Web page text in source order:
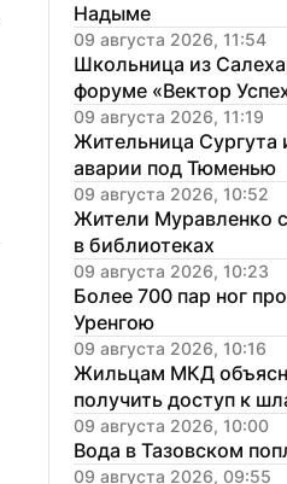
Надыме
09 августа 2026, 11:54
Школьница из
форуме «Вектор
09 августа 2026, 11:19
Жительница Сургута
аварии под Тюменью
09 августа 2026, 10:52
Жители Муравленко
в библиотеках
09 августа 2026, 10:23
Более 700 пар ног
Уренгою
09 августа 2026, 10:16
Жильцам МКД
получить доступ к
09 августа 2026, 10:00
Вода в Тазовском
09 августа 2026, 09:55